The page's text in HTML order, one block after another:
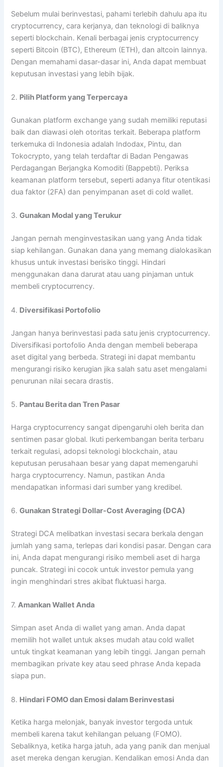
Sebelum mulai berinvestasi, pahami terlebih dahulu apa itu
cryptocurrency, cara kerjanya, dan teknologi di baliknya
seperti blockchain. Kenali berbagai jenis cryptocurrency
seperti Bitcoin (BTC), Ethereum (ETH), dan altcoin lainnya.
Dengan memahami dasar-dasar ini, Anda dapat membuat
keputusan investasi yang lebih bijak.
2. Pilih Platform yang Terpercaya
Gunakan platform exchange yang sudah memiliki reputasi
baik dan diawasi oleh otoritas terkait. Beberapa platform
terkemuka di Indonesia adalah Indodax, Pintu, dan
Tokocrypto, yang telah terdaftar di Badan Pengawas
Perdagangan Berjangka Komoditi (Bappebti). Periksa
keamanan platform tersebut, seperti adanya fitur otentikasi
dua faktor (2FA) dan penyimpanan aset di cold wallet.
3.Gunakan Modal yang Terukur
Jangan pernah menginvestasikan uang yang Anda tidak
siap kehilangan. Gunakan dana yang memang dialokasikan
khusus untuk investasi berisiko tinggi. Hindari
menggunakan dana darurat atau uang pinjaman untuk
membeli cryptocurrency.
4. Diversifikasi Portofolio
Jangan hanya berinvestasi pada satu jenis cryptocurrency.
Diversifikasi portofolio Anda dengan membeli beberapa
aset digital yang berbeda. Strategi ini dapat membantu
mengurangi risiko kerugian jika salah satu aset mengalami
penurunan nilai secara drastis.
5. Pantau Berita dan Tren Pasar
Harga cryptocurrency sangat dipengaruhi oleh berita dan
sentimen pasar global. Ikuti perkembangan berita terbaru
terkait regulasi, adopsi teknologi blockchain, atau
keputusan perusahaan besar yang dapat memengaruhi
harga cryptocurrency. Namun, pastikan Anda
mendapatkan informasi dari sumber yang kredibel.
6.Gunakan Strategi Dollar-Cost Averaging (DCA)
Strategi DCA melibatkan investasi secara berkala dengan
jumlah yang sama, terlepas dari kondisi pasar. Dengan cara
ini, Anda dapat mengurangi risiko membeli aset di harga
puncak. Strategi ini cocok untuk investor pemula yang
ingin menghindari stres akibat fluktuasi harga.
7.Amankan Wallet Anda
Simpan aset Anda di wallet yang aman. Anda dapat
memilih hot wallet untuk akses mudah atau cold wallet
untuk tingkat keamanan yang lebih tinggi. Jangan pernah
membagikan private key atau seed phrase Anda kepada
siapa pun.
8. Hindari FOMO dan Emosi dalam Berinvestasi
Ketika harga melonjak, banyak investor tergoda untuk
membeli karena takut kehilangan peluang (FOMO).
Sebaliknya, ketika harga jatuh, ada yang panik dan menjual
aset mereka dengan kerugian. Kendalikan emosi Anda dan